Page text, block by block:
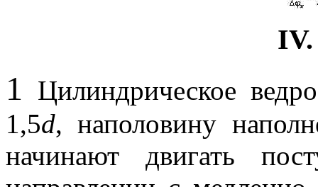
1 Цилиндрическое
1,5d, наполовину
начинают двигать